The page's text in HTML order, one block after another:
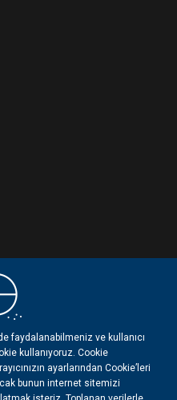
faydalanabilmeniz ve kullanıcı
kullanıyoruz. Cookie
ayarlarından Cookie’leri
bunun internet sitemizi